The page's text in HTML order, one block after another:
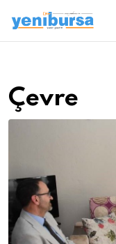
Çevre